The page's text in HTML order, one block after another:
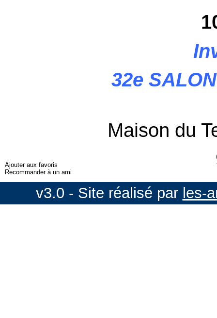
Ajouter aux favoris
Recommander à un ami
32e
Maison du
v3.0 - Site réalisé par les-